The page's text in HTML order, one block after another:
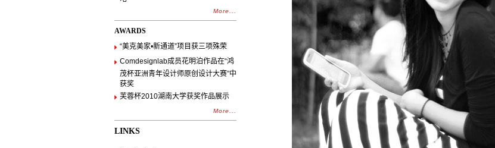
More...
AWARDS
“美克美家•新通道”项目获三项殊荣
Comdesignlab成员花明泊作品在“鸿
茂杯亚洲青年设计师原创设计大赛”中
获奖
芙蓉杯2010湖南大学获奖作品展示
More...
LINKS